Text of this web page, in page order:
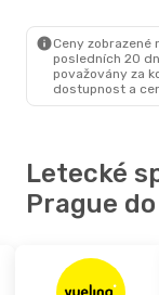
Ceny
posledních 20
považovány za
dostupnost a
Letecké
Prague